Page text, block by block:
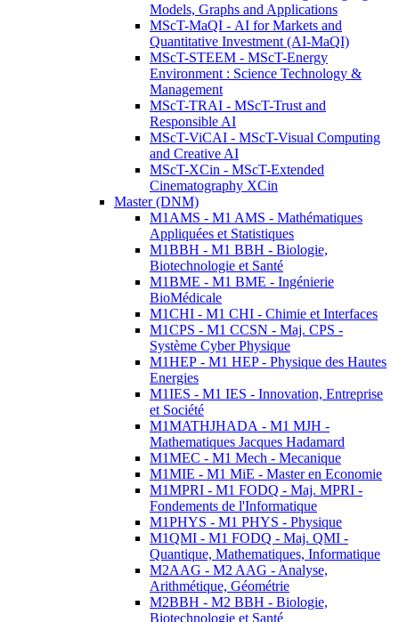
Models, Graphs and Applications
MScT-MaQI - AI for Markets and
Quantitative Investment (AI-MaQI)
MScT-STEEM - MScT-Energy
Environment : Science Technology &
Management
MScT-TRAI - MScT-Trust and
Responsible AI
MScT-ViCAI - MScT-Visual Computing
and Creative AI
MScT-XCin - MScT-Extended
Cinematography XCin
Master (DNM)
M1AMS - M1 AMS - Mathématiques
Appliquées et Statistiques
M1BBH - M1 BBH - Biologie,
Biotechnologie et Santé
M1BME - M1 BME - Ingénierie
BioMédicale
M1CHI - M1 CHI - Chimie et Interfaces
M1CPS - M1 CCSN - Maj. CPS -
Système Cyber Physique
M1HEP - M1 HEP - Physique des Hautes
Energies
M1IES - M1 IES - Innovation, Entreprise
et Société
M1MATHJHADA - M1 MJH -
Mathematiques Jacques Hadamard
M1MEC - M1 Mech - Mecanique
M1MIE - M1 MiE - Master en Economie
M1MPRI - M1 FODQ - Maj. MPRI -
Fondements de l'Informatique
M1PHYS - M1 PHYS - Physique
M1QMI - M1 FODQ - Maj. QMI -
Quantique, Mathematiques, Informatique
M2AAG - M2 AAG - Analyse,
Arithmétique, Géométrie
M2BBH - M2 BBH - Biologie,
Biotechnologie et Santé